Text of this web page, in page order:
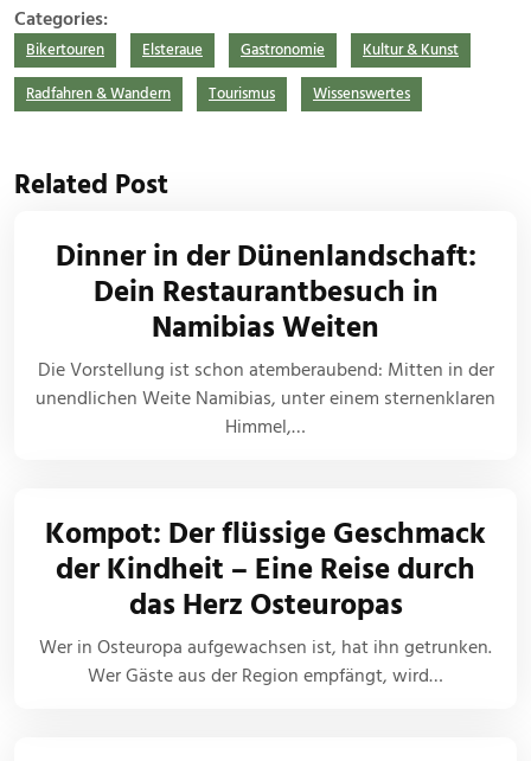
Categories:
Bikertouren Elsteraue Gastronomie Kultur & Kunst
Radfahren & Wandern Tourismus Wissenswertes
Related Post
Dinner in der Dünenlandschaft:
Dein Restaurantbesuch in
Namibias Weiten
Die Vorstellung ist schon atemberaubend: Mitten in der
unendlichen Weite Namibias, unter einem sternenklaren
Himmel,…
Kompot: Der flüssige Geschmack
der Kindheit – Eine Reise durch
das Herz Osteuropas
Wer in Osteuropa aufgewachsen ist, hat ihn getrunken.
Wer Gäste aus der Region empfängt, wird…